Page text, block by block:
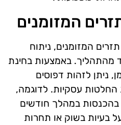
המזומנים
המזומנים, ניתוח
מהתהליך. באמצעות בחינת
ניתן לזהות דפוסים
עסקיות. לדוגמה,
במהלך חודשים
בעיות בשוק או תחרות